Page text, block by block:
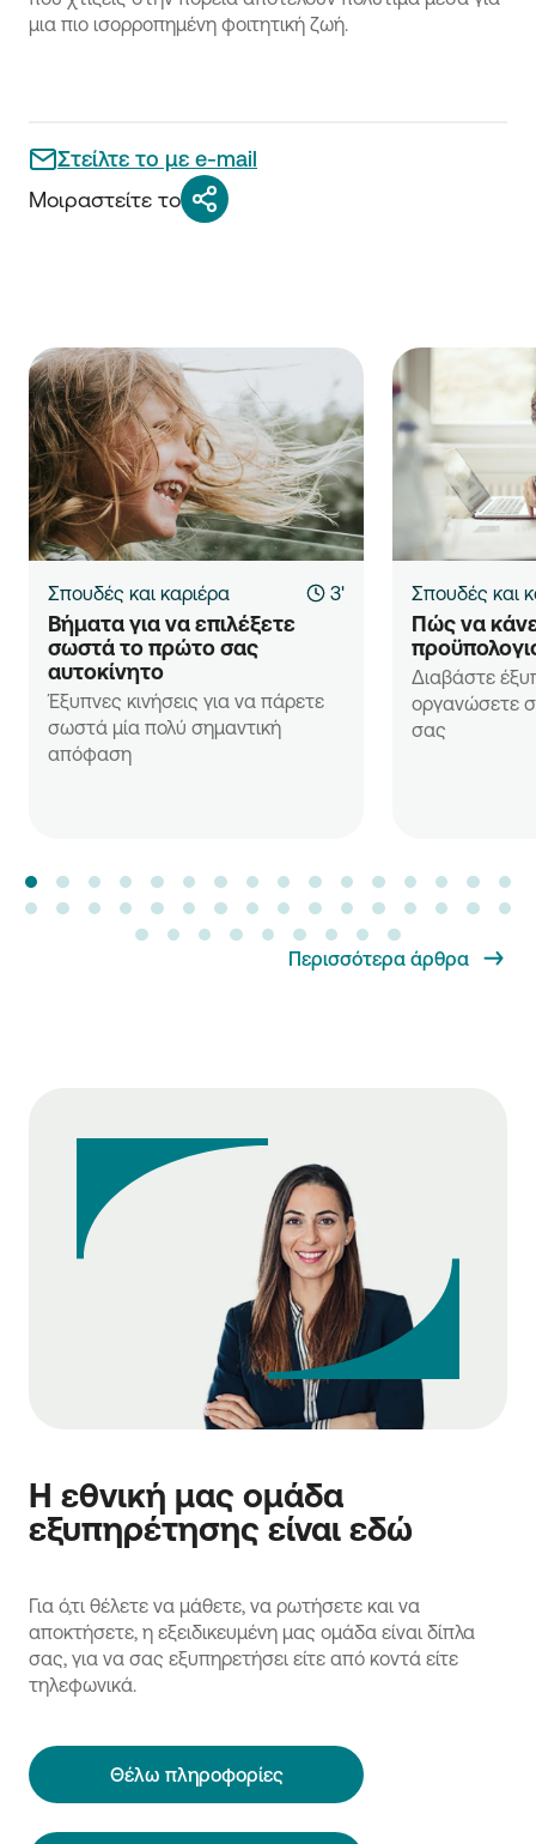
μια πιο ισορροπημένη φοιτητική ζωή.
Στείλτε το με e-mail
Μοιραστείτε το
Σπουδές και καριέρα 3'
Βήματα για να επιλέξετε
σωστά το πρώτο σας
αυτοκίνητο
Έξυπνες κινήσεις για να πάρετε
σωστά μία πολύ σημαντική
απόφαση
Σπουδές και
Πώς να
Διαβάστε
οργανώσετε
σας
Περισσότερα άρθρα
Η εθνική μας ομάδα
εξυπηρέτησης είναι εδώ
Για ό,τι θέλετε να μάθετε, να ρωτήσετε και να
αποκτήσετε, η εξειδικευμένη μας ομάδα είναι δίπλα
σας, για να σας εξυπηρετήσει είτε από κοντά είτε
τηλεφωνικά.
Θέλω πληροφορίες